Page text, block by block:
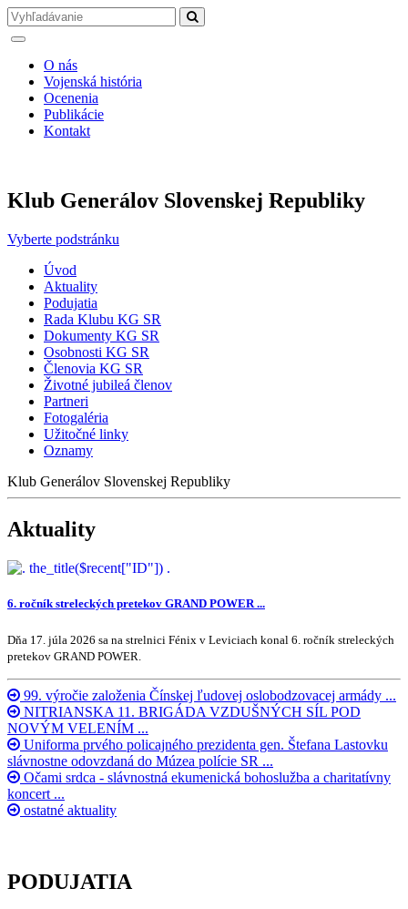
O nás
Vojenská história
Ocenenia
Publikácie
Kontakt
Klub Generálov Slovenskej Republiky
Vyberte podstránku
Úvod
Aktuality
Podujatia
Rada Klubu KG SR
Dokumenty KG SR
Osobnosti KG SR
Členovia KG SR
Životné jubileá členov
Partneri
Fotogaléria
Užitočné linky
Oznamy
Klub Generálov Slovenskej Republiky
Aktuality
6. ročník streleckých pretekov GRAND POWER ...
Dňa 17. júla 2026 sa na strelnici Fénix v Leviciach konal 6. ročník streleckých
pretekov GRAND POWER.
99. výročie založenia Čínskej ľudovej oslobodzovacej armády ...
NITRIANSKA 11. BRIGÁDA VZDUŠNÝCH SÍL POD
NOVÝM VELENÍM ...
Uniforma prvého policajného prezidenta gen. Štefana Lastovku
slávnostne odovzdaná do Múzea polície SR ...
Očami srdca - slávnostná ekumenická bohoslužba a charitatívny
koncert ...
ostatné aktuality
PODUJATIA